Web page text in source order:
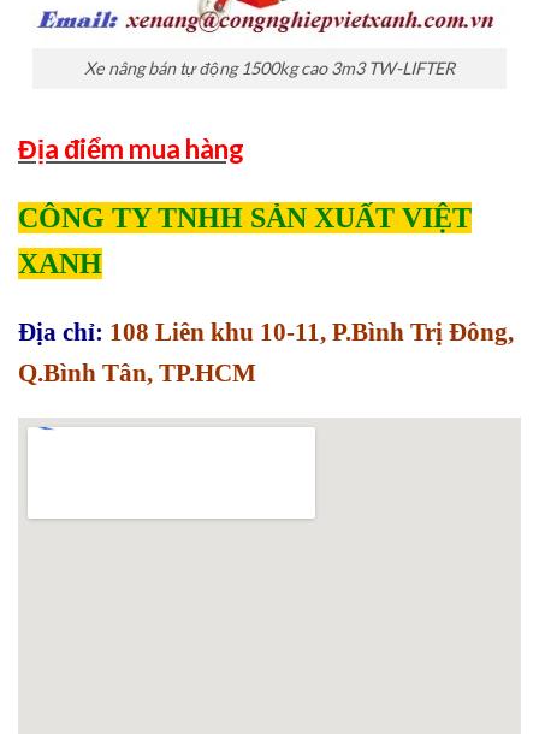
Xe nâng bán tự động 1500kg cao 3m3 TW-LIFTER
Địa điểm mua hàng
CÔNG TY TNHH SẢN XUẤT VIỆT
XANH
Địa chỉ: 108 Liên khu 10-11, P.Bình Trị Đông,
Q.Bình Tân, TP.HCM